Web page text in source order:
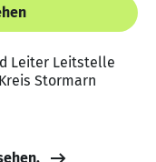
Leiter Leitstelle
Stormarn